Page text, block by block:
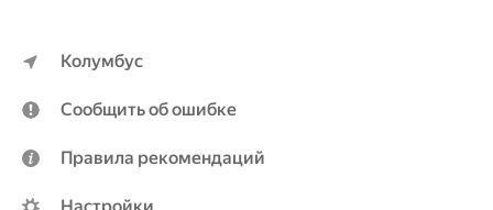
Колумбус
Сообщить об ошибке
Правила рекомендаций